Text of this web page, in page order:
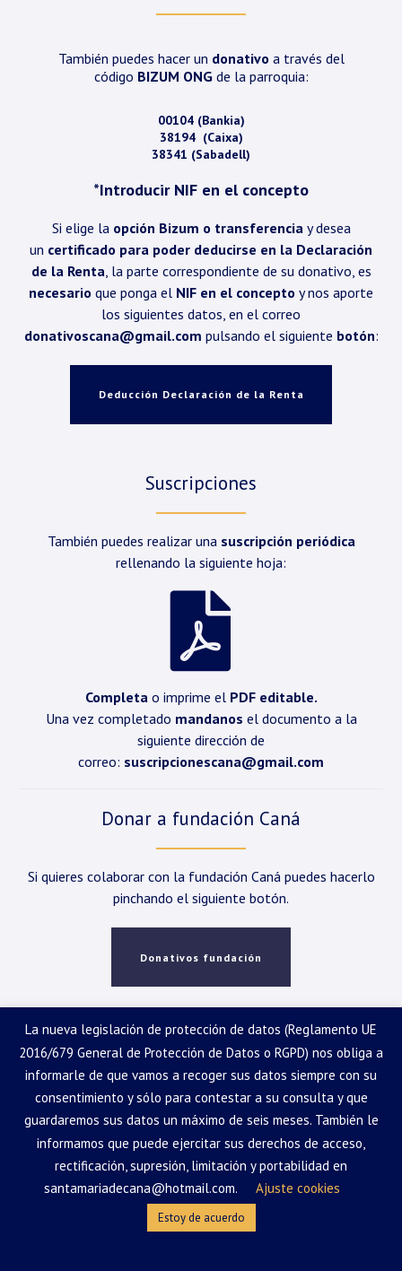
También puedes hacer un donativo a través del
código BIZUM ONGde la parroquia:
00104 (Bankia)
38194 (Caixa)
38341 (Sabadell)
*Introducir NIF en el concepto
Si elige la opción Bizum o transferencia y desea
un certificado para poder deducirse en la Declaración
de la Renta , la parte correspondiente de su donativo, es
necesario que ponga el NIF en el concepto y nos aporte
los siguientes datos, en el correo
donativoscana@gmail.com pulsando el siguiente botón:
Deducción Declaración de la Renta
Suscripciones
También puedes realizar una suscripción periódica
rellenando la siguiente hoja:
Completao imprime el PDF editable.
Una vez completado mandanos el documento a la
siguiente dirección de
correo: suscripcionescana@gmail.com
Donar a fundación Caná
Si quieres colaborar con la fundación Caná puedes hacerlo
pinchando el siguiente botón.
Donativos fundación
Más información sobre deducciones para personas físicas
Ver cuadro
La nueva legislación de protección de datos (Reglamento UE
2016/679 General de Protección de Datos o RGPD) nos obliga a
informarle de que vamos a recoger sus datos siempre con su
consentimiento y sólo para contestar a su consulta y que
guardaremos sus datos un máximo de seis meses. También le
informamos que puede ejercitar sus derechos de acceso,
rectificación, supresión, limitación y portabilidad en
santamariadecana@hotmail.com.
Ajuste cookies
Estoy de acuerdo